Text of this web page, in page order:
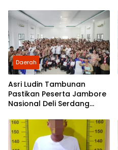
Daerah
Asri Ludin Tambunan
Pastikan Peserta Jambore
Nasional Deli Serdang
Biaya